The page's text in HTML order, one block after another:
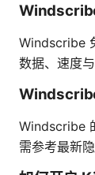
Windscribe
数据、速度
Windscribe
需参考最新